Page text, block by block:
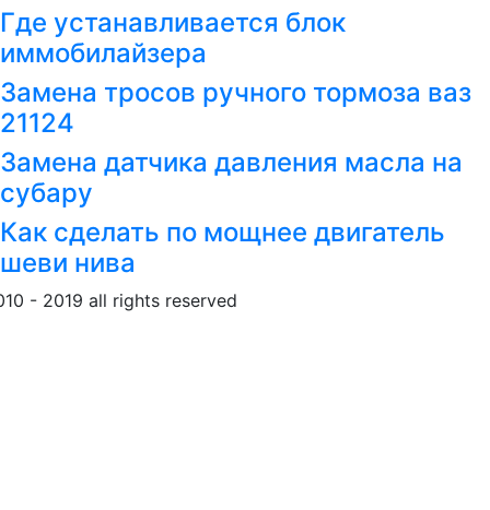
Где устанавливается блок
иммобилайзера
Замена тросов ручного тормоза ваз
21124
Замена датчика давления масла на
субару
Как сделать по мощнее двигатель
шеви нива
- 2019 all rights reserved